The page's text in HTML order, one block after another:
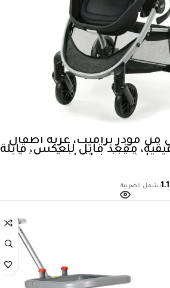
من مودز براميت، عربة اطفال
مقعد قابل للعكس، قابلة
تخزين اضافية، صينية